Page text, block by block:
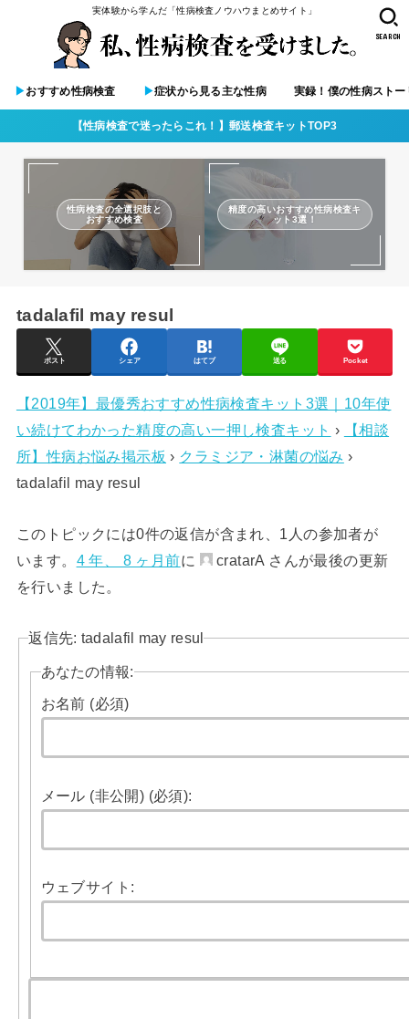
実体験から学んだ「性病検査ノウハウまとめサイト」
▶︎おすすめ性病検査 ▶︎症状から見る主な性病 実録！僕の性病ストー
SEARCH
【性病検査で迷ったらこれ！】郵送検査キットTOP3
性病検査の全選択肢と
おすすめ検査
精度の高いおすすめ性病検査キ
ット3選！
tadalafil may resul
ポスト シェア はてブ 送る Pocket
【2019年】最優秀おすすめ性病検査キット3選｜10年使
い続けてわかった精度の高い一押し検査キット ›
【相談
所】性病お悩み掲示板 › クラミジア・淋菌の悩み ›
tadalafil may resul
このトピックには0件の返信が含まれ、1人の参加者が
います。 4 年、 8 ヶ月前に
cratarA さんが最後の更新
を行いました。
返信先: tadalafil may resul
あなたの情報:
お名前 (必須)
メール (非公開) (必須):
ウェブサイト: